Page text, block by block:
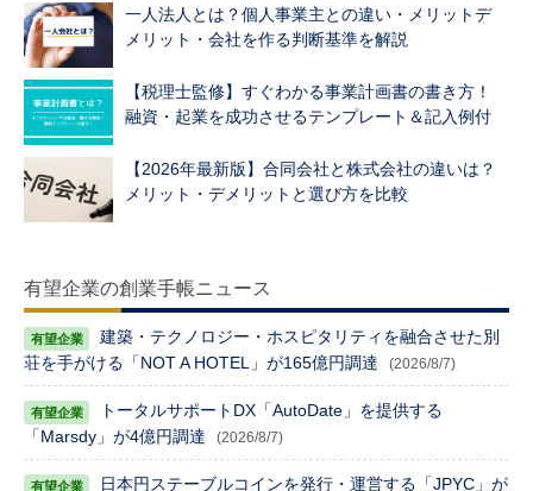
一人法人とは？個人事業主との違い・メリットデ
メリット・会社を作る判断基準を解説
【税理士監修】すぐわかる事業計画書の書き方！
融資・起業を成功させるテンプレート＆記入例付
【2026年最新版】合同会社と株式会社の違いは？
メリット・デメリットと選び方を比較
有望企業の創業手帳ニュース
建築・テクノロジー・ホスピタリティを融合させた別
荘を手がける「NOT A HOTEL」が165億円調達
(2026/8/7)
トータルサポートDX「AutoDate」を提供する
「Marsdy」が4億円調達
(2026/8/7)
日本円ステーブルコインを発行・運営する「JPYC」が